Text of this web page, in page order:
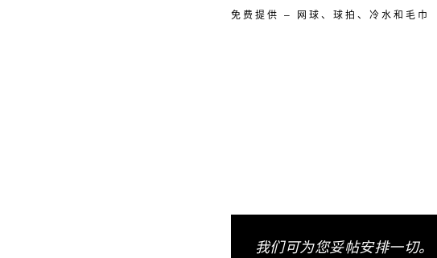
免费提供 – 网球、球拍、冷水和毛巾
我们可为您妥帖安排一切。